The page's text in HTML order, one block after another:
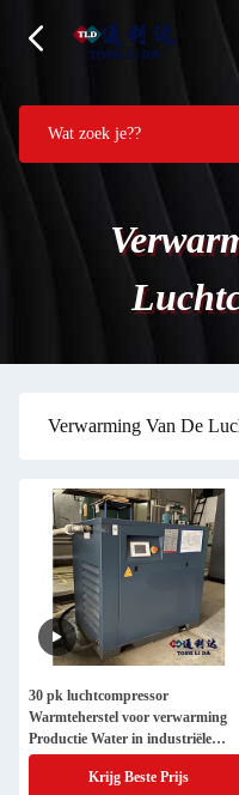
Verwarming Van De
30 pk luchtcompressor
Warmteherstel voor verwarming
Productie Water in industriële
productie
Krijg Beste Prijs